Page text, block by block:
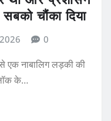
चौंका दिया
0
एक नाबालिग लड़की की
के…